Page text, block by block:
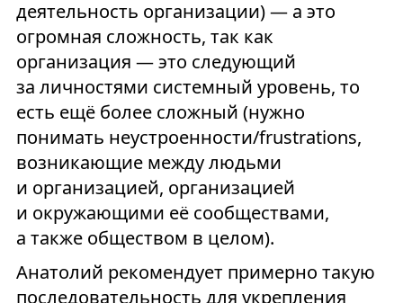
деятельность организации) — а это
огромная сложность, так как
организация — это следующий
за личностями системный уровень, то
есть ещё более сложный (нужно
понимать неустроенности/frustrations,
возникающие между людьми
и организацией, организацией
и окружающими её сообществами,
а также обществом в целом).
Анатолий рекомендует примерно такую
последовательность для укрепления